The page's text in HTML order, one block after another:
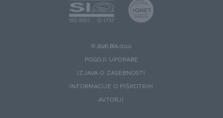
© 2026 BIA d.o.o.
POGOJI UPORABE
IZJAVA O ZASEBNOSTI
INFORMACIJE O PIŠKOTKIH
AVTORJI